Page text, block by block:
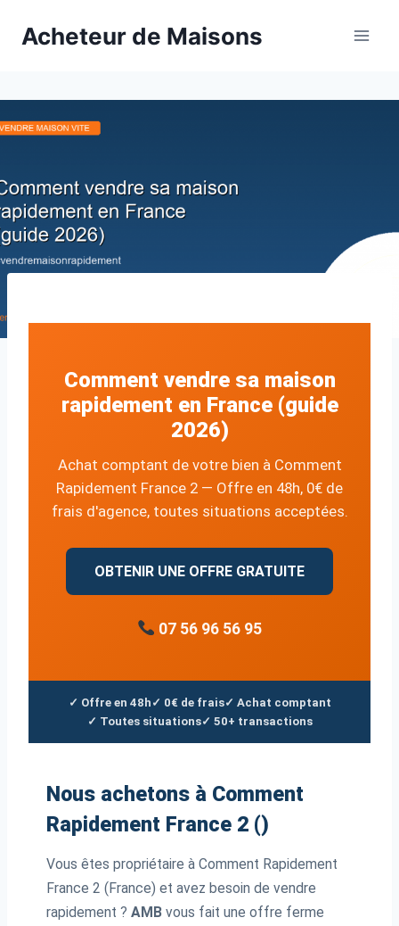
Acheteur de Maisons
Comment vendre sa maison
rapidement en France (guide
2026)
Achat comptant de votre bien à Comment
Rapidement France 2 — Offre en 48h, 0€ de
frais d'agence, toutes situations acceptées.
OBTENIR UNE OFFRE GRATUITE
07 56 96 56 95
✓ Offre en 48h ✓ 0€ de frais✓ Achat comptant
✓ Toutes situations✓ 50+ transactions
Nous achetons à Comment
Rapidement France 2 ()
Vous êtes propriétaire à Comment Rapidement
France 2 (France) et avez besoin de vendre
rapidement ? AMB vous fait une offre ferme